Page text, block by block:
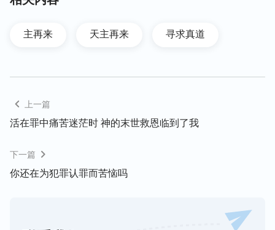
着了赦免，但我们犯罪的本性依然根深蒂固，只有接
得到了满足，也让我为之震撼，更让我意外的是，弟
又惊又喜，没想到我竟然能与神面对面，一种难以掩
饰的激动之情溢于言表。之后，全能神教会的弟兄姊
妹又跟我交通了各方面的
际的道，觉得这正是我心灵的需要，于是我决定考察
主再来 天主再来 寻求真道
上一篇
活在罪中痛苦迷茫时 神的末世救恩临到了我
下一篇
你还在为犯罪认罪而苦恼吗